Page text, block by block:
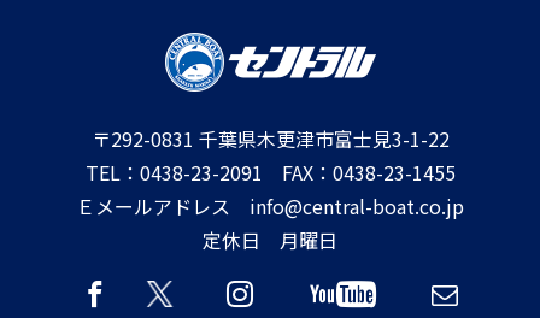
〒292-0831 千葉県木更津市富士見3-1-22
TEL：0438-23-2091 FAX：0438-23-1455
Ｅメールアドレス info@central-boat.co.jp
定休日 月曜日